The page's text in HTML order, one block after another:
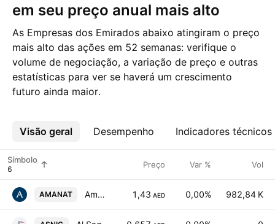
em seu preço anual mais alto
As Empresas dos Emirados abaixo atingiram o preço
mais alto das ações em 52 semanas: verifique o
volume de negociação, a variação de preço e outras
estatísticas para ver se haverá um crescimento
futuro ainda maior.
Visão geral Desempenho Indicadores técnicos
Mais
Símbolo Preço Var % Vol
AMANAT Amanat Holdings PJSC 1,43 AED 0,00% 982,84 K